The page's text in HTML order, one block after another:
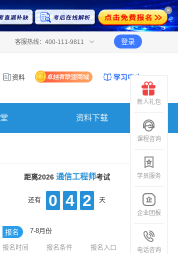
客服热线：400-111-9811 登录
资料
资料下载
距离2026 通信工程师考试
还有 0 4 2 天
报名 7-8月份
报名时间 报名条件
报名入口
新人礼包
课程咨询
学员服务
企业团报
电话咨询